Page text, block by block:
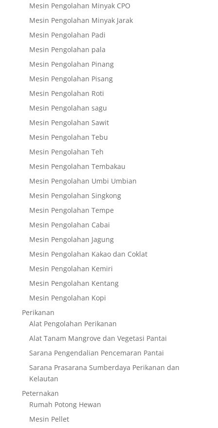
Mesin Pengolahan Minyak CPO
Mesin Pengolahan Minyak Jarak
Mesin Pengolahan Padi
Mesin Pengolahan pala
Mesin Pengolahan Pinang
Mesin Pengolahan Pisang
Mesin Pengolahan Roti
Mesin Pengolahan sagu
Mesin Pengolahan Sawit
Mesin Pengolahan Tebu
Mesin Pengolahan Teh
Mesin Pengolahan Tembakau
Mesin Pengolahan Umbi Umbian
Mesin Pengolahan Singkong
Mesin Pengolahan Tempe
Mesin Pengolahan Cabai
Mesin Pengolahan Jagung
Mesin Pengolahan Kakao dan Coklat
Mesin Pengolahan Kemiri
Mesin Pengolahan Kentang
Mesin Pengolahan Kopi
Perikanan
Alat Pengolahan Perikanan
Alat Tanam Mangrove dan Vegetasi Pantai
Sarana Pengendalian Pencemaran Pantai
Sarana Prasarana Sumberdaya Perikanan dan
Kelautan
Peternakan
Rumah Potong Hewan
Mesin Pellet